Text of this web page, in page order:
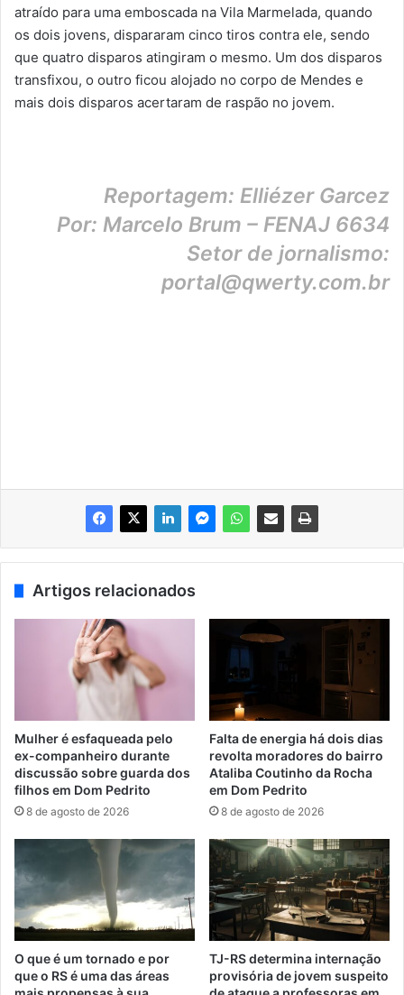
atraído para uma emboscada na Vila Marmelada, quando
os dois jovens, dispararam cinco tiros contra ele, sendo
que quatro disparos atingiram o mesmo. Um dos disparos
transfixou, o outro ficou alojado no corpo de Mendes e
mais dois disparos acertaram de raspão no jovem.
Reportagem: Elliézer Garcez
Por: Marcelo Brum – FENAJ 6634
Setor de jornalismo:
portal@qwerty.com.br
Artigos relacionados
Mulher é esfaqueada pelo
ex-companheiro durante
discussão sobre guarda dos
filhos em Dom Pedrito
8 de agosto de 2026
Falta de energia há dois dias
revolta moradores do bairro
Ataliba Coutinho da Rocha
em Dom Pedrito
8 de agosto de 2026
O que é um tornado e por
que o RS é uma das áreas
TJ-RS determina internação
provisória de jovem suspeito